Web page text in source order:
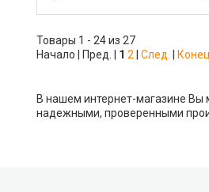
Товары 1 - 24 из 27
Начало | Пред. | 1 2 След. Конец
В нашем интернет-магазине Вы
надежными, проверенными